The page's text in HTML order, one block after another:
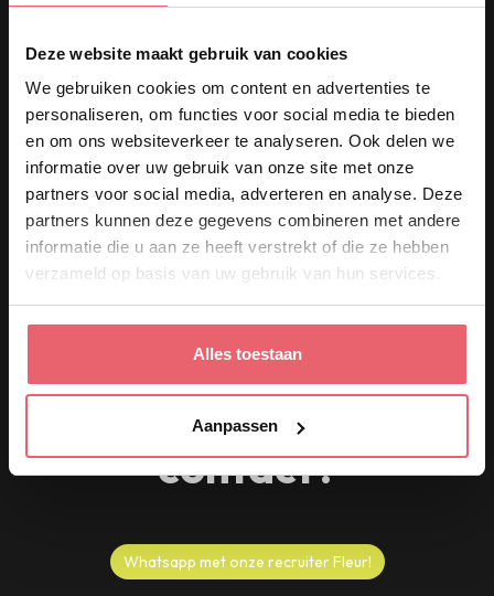
Deze website maakt gebruik van cookies
We gebruiken cookies om content en advertenties te
personaliseren, om functies voor social media te bieden
en om ons websiteverkeer te analyseren. Ook delen we
informatie over uw gebruik van onze site met onze
partners voor social media, adverteren en analyse. Deze
partners kunnen deze gegevens combineren met andere
informatie die u aan ze heeft verstrekt of die ze hebben
verzameld op basis van uw gebruik van hun services.
Alles toestaan
Aanpassen
Kom werken in een van de
keukens op deze iconische
plekken in Amsterdam!
Café Nieuw Amsterdam
Werken in de keuken van Café Nieuw
Amsterdam betekent creatief koken,
samenwerken en gasten verrassen.
Vragen of direct
contact?
Whatsapp met onze recruiter Fleur!